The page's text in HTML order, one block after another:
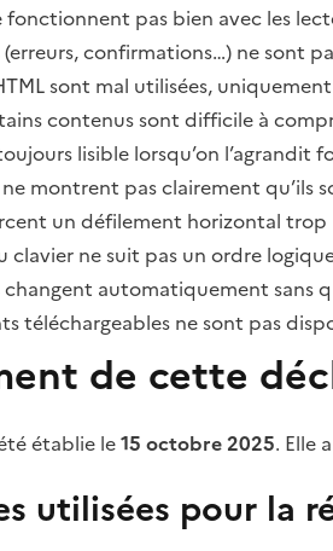
pas bien avec les
(erreurs, confirmations…) ne sont
sont mal utilisées,
contenus sont difficile à
lisible lorsqu’on l’agrandit
montrent pas clairement qu’ils
un défilement horizontal
clavier ne suit pas un ordre
automatiquement sans
téléchargeables ne sont pas
de cette
établie le15 octobre 2025. Elle
utilisées pour la